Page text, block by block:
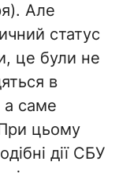
Але
статус
це були не
в
а саме
При цьому
дії СБУ